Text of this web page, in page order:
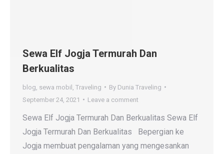
Sewa Elf Jogja Termurah Dan
Berkualitas
blog sewa mobil Traveling By Dunia Traveling
September 24, 2021
Leave a comment
Sewa Elf Jogja Termurah Dan Berkualitas Sewa Elf
Jogja Termurah Dan Berkualitas Bepergian ke
Jogja membuat pengalaman yang mengesankan